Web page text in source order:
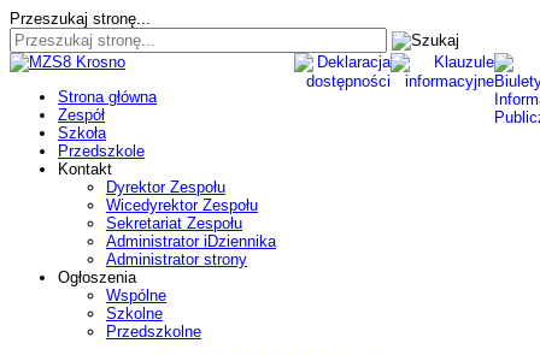
Przeszukaj stronę...
Strona główna
Zespół
Szkoła
Przedszkole
Kontakt
Dyrektor Zespołu
Wicedyrektor Zespołu
Sekretariat Zespołu
Administrator iDziennika
Administrator strony
Ogłoszenia
Wspólne
Szkolne
Przedszkolne